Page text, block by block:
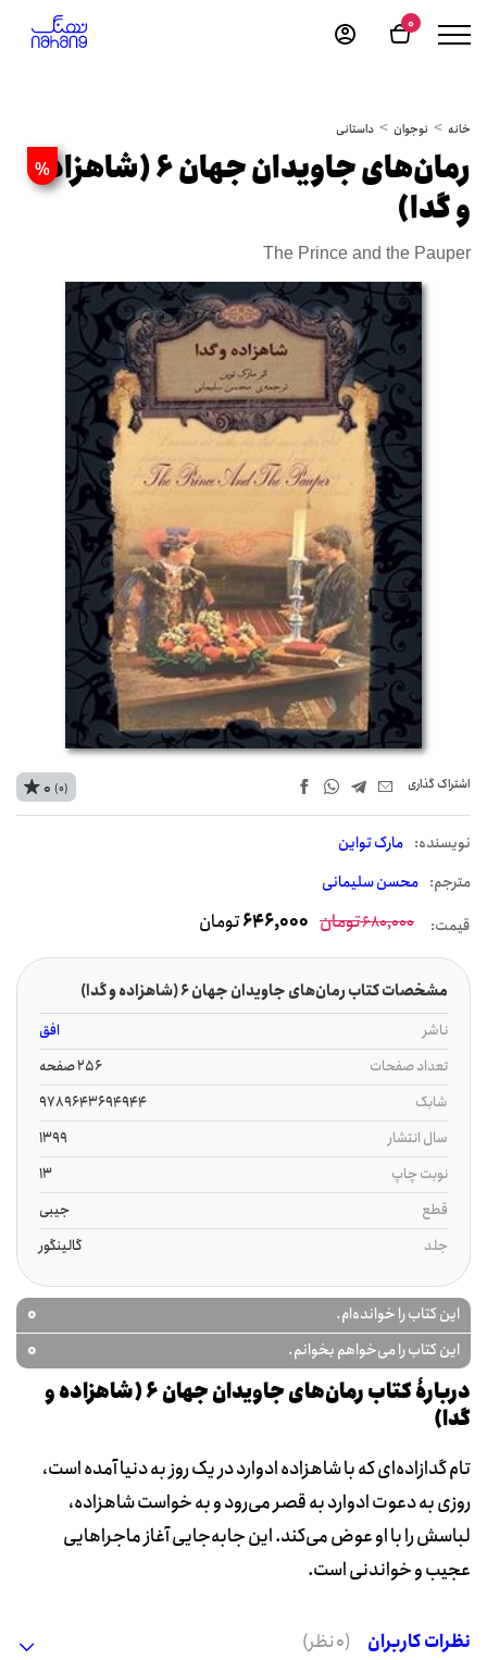
0
خانه نوجوان داستانی
%
رمان‌های جاویدان جهان‏‫ 6 (شاهزاده
و گدا)
The Prince and the Pauper
اشتراک‌ گذاری
نويسنده: مارک تواین
مترجم: محسن سلیمانی
0 (0)
قیمت: 680,000تومان 646,000تومان
مشخصات کتاب رمان‌های جاویدان جهان‏‫ 6 (شاهزاده و گدا)
ناشر
افق
تعداد صفحات
256 صفحه
شابک
9789643694944
سال انتشار
1399
نوبت چاپ
13
قطع
جیبی
جلد
گالینگور
این کتاب را خوانده‌ام. 0
این کتاب را می‌خواهم بخوانم. 0
دربارۀ کتاب رمان‌های جاویدان جهان‏‫ 6 (شاهزاده و
گدا)
تام گدازاده‌ای که با شاهزاده ادوارد در یک روز به دنیا آمده است،
روزی به دعوت ادوارد به قصر می‌رود و به خواست شاهزاده،
لباسش را با او عوض می‌کند. این جابه‌جایی آغاز ماجراهایی
عجیب و خواندنی است.
نظرات کاربران (0 نظر)